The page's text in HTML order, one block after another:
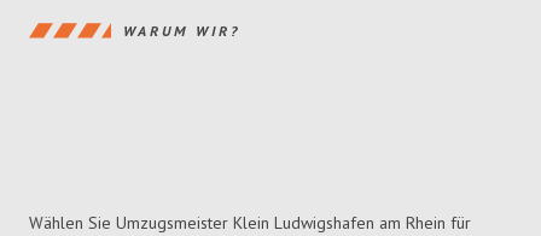
WARUM WIR?
Wählen Sie Umzugsmeister Klein Ludwigshafen am Rhein für